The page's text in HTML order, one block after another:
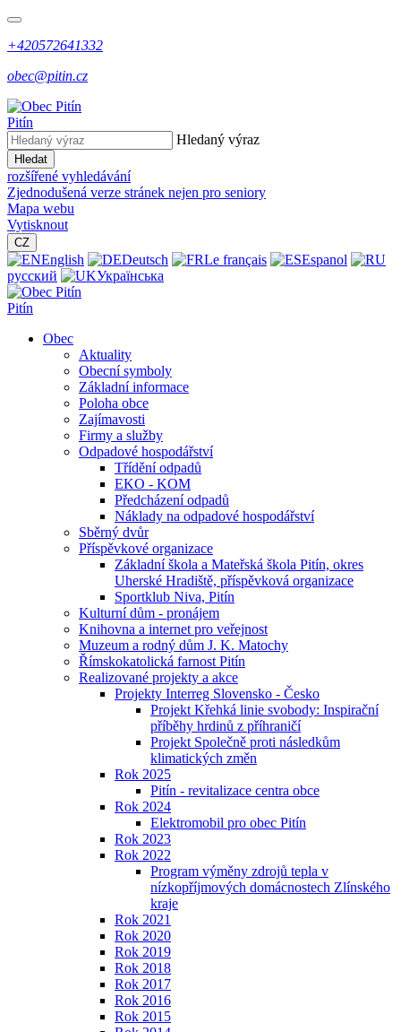
+420572641332
obec@pitin.cz
Pitín
Hledaný výraz
Hledat
rozšířené vyhledávání
Zjednodušená verze stránek nejen pro seniory
Mapa webu
Vytisknout
CZ
English Deutsch Le français
Espanol
русский
Українська
Pitín
Obec
Aktuality
Obecní symboly
Základní informace
Poloha obce
Zajímavosti
Firmy a služby
Odpadové hospodářství
Třídění odpadů
EKO - KOM
Předcházení odpadů
Náklady na odpadové hospodářství
Sběrný dvůr
Příspěvkové organizace
Základní škola a Mateřská škola Pitín, okres
Uherské Hradiště, příspěvková organizace
Sportklub Niva, Pitín
Kulturní dům - pronájem
Knihovna a internet pro veřejnost
Muzeum a rodný dům J. K. Matochy
Římskokatolická farnost Pitín
Realizované projekty a akce
Projekty Interreg Slovensko - Česko
Projekt Křehká linie svobody: Inspirační
příběhy hrdinů z příhraničí
Projekt Společně proti následkům
klimatických změn
Rok 2025
Pitín - revitalizace centra obce
Rok 2024
Elektromobil pro obec Pitín
Rok 2023
Rok 2022
Program výměny zdrojů tepla v
nízkopříjmových domácnostech Zlínského
kraje
Rok 2021
Rok 2020
Rok 2019
Rok 2018
Rok 2017
Rok 2016
Rok 2015